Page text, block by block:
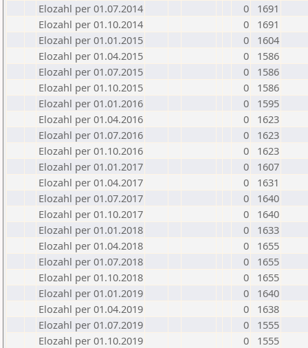
Elozahl per 01.07.2014
0
1691
Elozahl per 01.10.2014
0
1691
Elozahl per 01.01.2015
0
1604
Elozahl per 01.04.2015
0
1586
Elozahl per 01.07.2015
0
1586
Elozahl per 01.10.2015
0
1586
Elozahl per 01.01.2016
0
1595
Elozahl per 01.04.2016
0
1623
Elozahl per 01.07.2016
0
1623
Elozahl per 01.10.2016
0
1623
Elozahl per 01.01.2017
0
1607
Elozahl per 01.04.2017
0
1631
Elozahl per 01.07.2017
0
1640
Elozahl per 01.10.2017
0
1640
Elozahl per 01.01.2018
0
1633
Elozahl per 01.04.2018
0
1655
Elozahl per 01.07.2018
0
1655
Elozahl per 01.10.2018
0
1655
Elozahl per 01.01.2019
0
1640
Elozahl per 01.04.2019
0
1638
Elozahl per 01.07.2019
0
1555
Elozahl per 01.10.2019
0
1555